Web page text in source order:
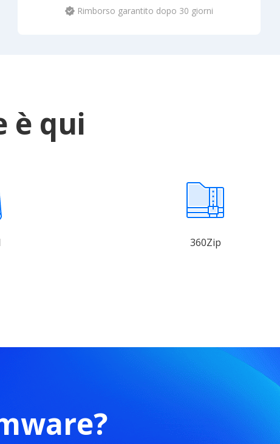
Rimborso garantito dopo 30 giorni
è qui
360Zip